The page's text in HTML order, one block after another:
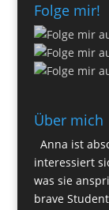
Folge mir!
Über mich
Anna ist
interessiert
was sie
brave